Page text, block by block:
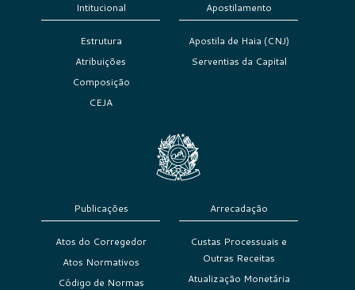
Intitucional
Estrutura
Atribuições
Composição
CEJA
Apostilamento
Apostila de Haia (CNJ)
Serventias da Capital
Publicações
Atos do Corregedor
Atos Normativos
Código de Normas
Arrecadação
Custas Processuais e
Outras Receitas
Atualização Monetária